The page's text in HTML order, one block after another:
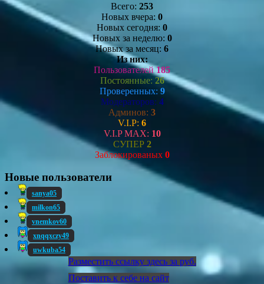
Всего: 253
Новых вчера: 0
Новых сегодня: 0
Новых за неделю: 0
Новых за месяц: 6
Из них:
Пользователей185
Постоянные: 26
Проверенных: 9
Модераторов: 4
Админов: 3
V.I.P: 6
V.I.P MAX: 10
СУПЕР 2
Заблокированых 0
Новые пользователи
sanya05
milkon65
vnemkov60
xnqqxczy49
uwkuba54
Разместить ссылку здесь за руб.
Поставить к себе на сайт